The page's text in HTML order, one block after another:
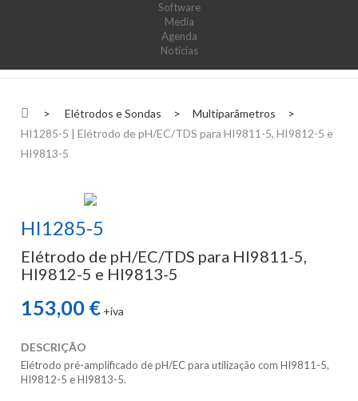
Software
Media
Agenda
Notícias
> Elétrodos e Sondas > Multiparâmetros
>
HI1285-5 | Elétrodo de pH/EC/TDS para HI9811-5, HI9812-5 e
HI9813-5
HI1285-5
Elétrodo de pH/EC/TDS para HI9811-5,
HI9812-5 e HI9813-5
153,00 € +iva
DESCRIÇÃO
Elétrodo pré-amplificado de pH/EC para utilização com HI9811-5,
HI9812-5 e HI9813-5.